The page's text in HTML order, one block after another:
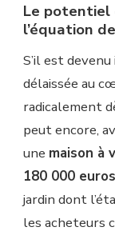
Le potentiel
l’équation
S’il est
délaissée au
radicalement
peut encore,
une maison à
180 000 euros
jardin dont
les acheteurs